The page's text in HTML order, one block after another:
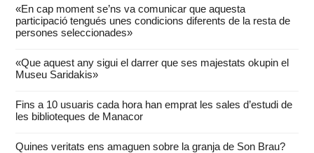
«En cap moment se’ns va comunicar que aquesta
participació tengués unes condicions diferents de la resta de
persones seleccionades»
«Que aquest any sigui el darrer que ses majestats okupin el
Museu Saridakis»
Fins a 10 usuaris cada hora han emprat les sales d’estudi de
les biblioteques de Manacor
Quines veritats ens amaguen sobre la granja de Son Brau?